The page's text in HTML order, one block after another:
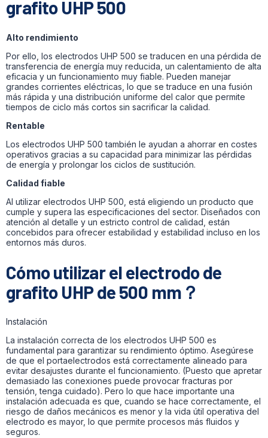
grafito UHP 500
Alto rendimiento
Por ello, los electrodos UHP 500 se traducen en una pérdida de
transferencia de energía muy reducida, un calentamiento de alta
eficacia y un funcionamiento muy fiable. Pueden manejar
grandes corrientes eléctricas, lo que se traduce en una fusión
más rápida y una distribución uniforme del calor que permite
tiempos de ciclo más cortos sin sacrificar la calidad.
Rentable
Los electrodos UHP 500 también le ayudan a ahorrar en costes
operativos gracias a su capacidad para minimizar las pérdidas
de energía y prolongar los ciclos de sustitución.
Calidad fiable
Al utilizar electrodos UHP 500, está eligiendo un producto que
cumple y supera las especificaciones del sector. Diseñados con
atención al detalle y un estricto control de calidad, están
concebidos para ofrecer estabilidad y estabilidad incluso en los
entornos más duros.
Cómo utilizar el electrodo de
grafito UHP de 500 mm？
Instalación
La instalación correcta de los electrodos UHP 500 es
fundamental para garantizar su rendimiento óptimo. Asegúrese
de que el portaelectrodos está correctamente alineado para
evitar desajustes durante el funcionamiento. (Puesto que apretar
demasiado las conexiones puede provocar fracturas por
tensión, tenga cuidado). Pero lo que hace importante una
instalación adecuada es que, cuando se hace correctamente, el
riesgo de daños mecánicos es menor y la vida útil operativa del
electrodo es mayor, lo que permite procesos más fluidos y
seguros.